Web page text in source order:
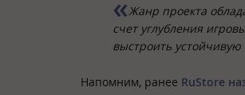
Жанр проекта
счет углубления
выстроить
Напомним, ранее RuStore